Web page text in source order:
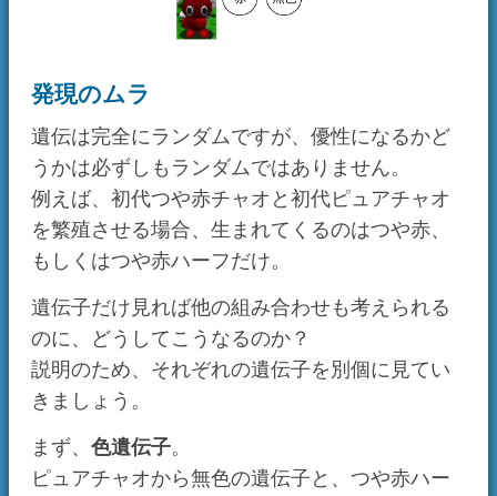
は、必ず「ある」方が優先して
発現するのですが、この例では「ない」「な
よって、生まれてくるのはつや赤、つや赤ハー
フの2種類に限られるのです。
練習問題 —完全白ピュアが生まれる確
率を計算しよう！—
ではここまでを総括して、次の問題を解いてみ
てください。
問題
オがいました。
2匹は繁殖して、赤ハーフチャオが生まれまし
た。
この赤ハーフはその後大きくなって、別の初代
ピュアチャオと繁殖しました。
し）が生まれてくる確率を求めなさい。
解答